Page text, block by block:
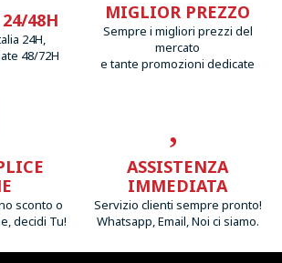
48H
24H,
48/72H
MIGLIOR PREZZO
Sempre i migliori prezzi del
mercato
e tante promozioni dedicate
sconto o
decidi Tu!
ASSISTENZA
IMMEDIATA
Servizio clienti sempre pronto!
Whatsapp, Email, Noi ci siamo.